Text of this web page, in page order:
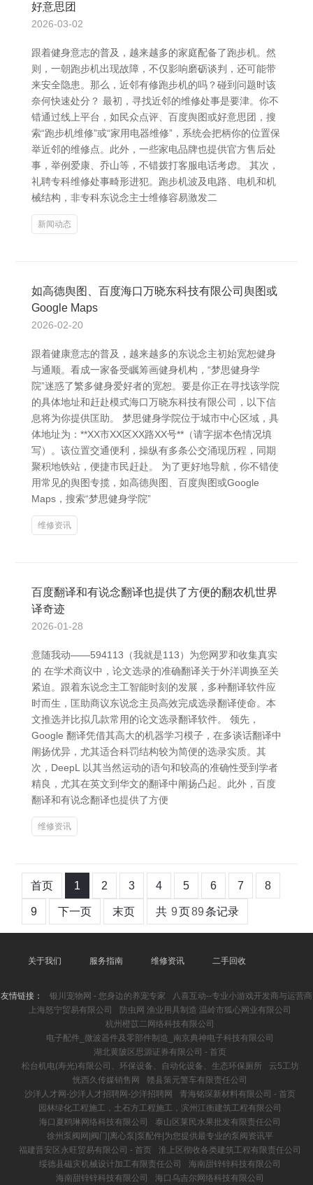
好意思团
2026-03-02
跟着健身意志的普及，越来越多的家庭配备了跑步机。然
则，一朝跑步机出现故障，不仅影响磨砺谈判，还可能带
来安全隐患。那么，近邻有修跑步机的吗？碰到问题时该
奈何快速处分？ 最初，寻找近邻的维修处事是要津。你不
错通过线上平台，如民众点评、百度舆图或好意思团，搜
索“跑步机维修”或“家用电器维修”，系统会把柄你的位置保
举近邻的维修点。此外，一些家电品牌也提供官方售后处
事，举例爱康、乔山等，不错拨打客服电话考虑。 其次，
礼聘专科维修处事畸形进犯。跑步机波及电路、电机和机
械结构，非专科东说念主士维修容易激发二
新闻动态
如高德舆图、百度海口万晓东科技有限公司舆图或
Google Maps
2026-02-20
跟着健康意志的普及，越来越多的东说念主初始宽恕健身
与通顺。看成一家备受瞩筹画健身机构，“梦思健身学
院”迷惑了繁多健身爱好者的宽恕。要是你正在寻找该学院
的具体地址和赶赴模式海口万晓东科技有限公司，以下信
息将为你提供匡助。 梦思健身学院位于城市中心区域，具
体地址为：**XX市XX区XX路XX号**（请字据本色情况填
写）。该位置交通便利，操纵有多条公交涌现历程，同期
聚积地铁站，便捷市民赶赴。 为了更好地导航，你不错使
用常见的舆图专揽，如高德舆图、百度舆图或Google
Maps，搜索“梦思健身学院”
维修资讯
百度翻译和有说念翻译也提供了方便的翻农机世界
译奇迹
2026-01-28
意随我动――594113（我就是113）为您网罗和收集真实
的 在学术商议中，论文选录的准确翻译关于外洋调换至关
紧迫。跟着东说念主工智能时刻的发展，多种翻译软件应
时而生，匡助商议东说念主员高效完成选录翻译使命。本
文推选并比拟几款常用的论文选录翻译软件。 领先，
Google 翻译凭借其高大的机器学习模子，在多谈话翻译中
阐扬优异，尤其适合科罚结构较为简便的选录实质。其
次，DeepL 以其当然运动的语句和较高的准确性受到学者
精良，尤其在英文到华文的翻译中阐扬凸起。此外，百度
翻译和有说念翻译也提供了方便
维修资讯
首页 1 2 3 4 5 6 7 8
9 下一页 末页 共 9页89条记录
关于我们 服务指南 维修资讯 二手回收
友情链接： 银川宠物网 - 您身边的养宠专家
八喜互动--专业小游戏开发商与运营商
上海怒宁贸易有限公司
防虫网 渔业用具制造 温岭市狐心网业有限公司
杭州橙苡二网络科技有限公司
电子配件_微波器件及零部件制造_南京典神电子科技有限公司
湖北黄陂区思源证券有限公司 - 首页
松台机电(寿光)有限公司、环保设备、自动化设备、生态环保厕所
云5工坊
恍西久传媒销售网
赣县策元警车有限责任公司
沙洋人才网-沙洋人才招聘网-沙洋招聘网
青海铭琛新材料有限公司 - 首页
园林绿化工程施工，土石方工程施工，滨州江衡建筑工程有限公司
海口夏鸥琳网络科技有限公司
泰山区莱民水果批发有限责任公司
徐州泵阀网|阀门|离心泵|泵配件|为您提供最专业的泵阀资讯平
福建晋安区永旺贸易有限公司 - 首页
淮上区彻收各类建筑工程有限责任公司
绥德县磁灾机械设计加工有限责任公司
海南甜锌锌科技有限公司
海南甜锌锌科技有限公司
海口乌吉尔网络科技有限公司